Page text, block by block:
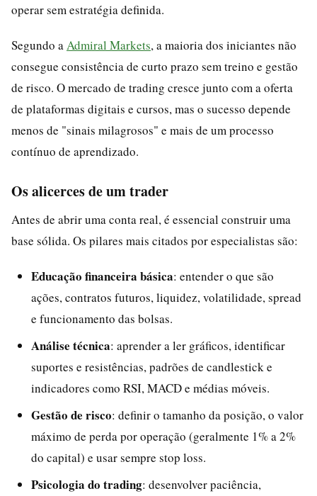
operar sem estratégia definida.
Segundo a Admiral Markets, a maioria dos iniciantes não
consegue consistência de curto prazo sem treino e gestão
de risco. O mercado de trading cresce junto com a oferta
de plataformas digitais e cursos, mas o sucesso depende
menos de "sinais milagrosos" e mais de um processo
contínuo de aprendizado.
Os alicerces de um trader
Antes de abrir uma conta real, é essencial construir uma
base sólida. Os pilares mais citados por especialistas são:
Educação financeira básica: entender o que são
ações, contratos futuros, liquidez, volatilidade, spread
e funcionamento das bolsas.
Análise técnica: aprender a ler gráficos, identificar
suportes e resistências, padrões de candlestick e
indicadores como RSI, MACD e médias móveis.
Gestão de risco: definir o tamanho da posição, o valor
máximo de perda por operação (geralmente 1% a 2%
do capital) e usar sempre stop loss.
Psicologia do trading: desenvolver paciência,